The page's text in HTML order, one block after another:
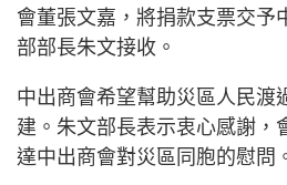
會董張文嘉，將捐款支票交予
部部長朱文接收。
中出商會希望幫助災區人民渡
建。朱文部長表示衷心感謝，
達中出商會對災區同胞的慰問